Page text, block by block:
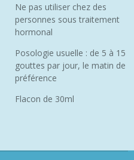
Ne pas utiliser chez des
personnes sous traitement
hormonal
Posologie usuelle : de 5 à 15
gouttes par jour, le matin de
préférence
Flacon de 30ml